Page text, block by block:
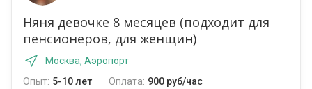
Няня девочке 8 месяцев (подходит для
пенсионеров, для женщин)
Москва, Аэропорт
Опыт: 5-10 лет Оплата: 900 руб/час